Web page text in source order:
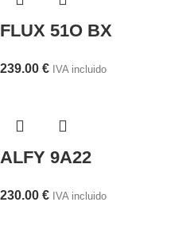
FLUX 51O BX
239.00 € IVA incluido
ALFY 9A22
230.00 € IVA incluido